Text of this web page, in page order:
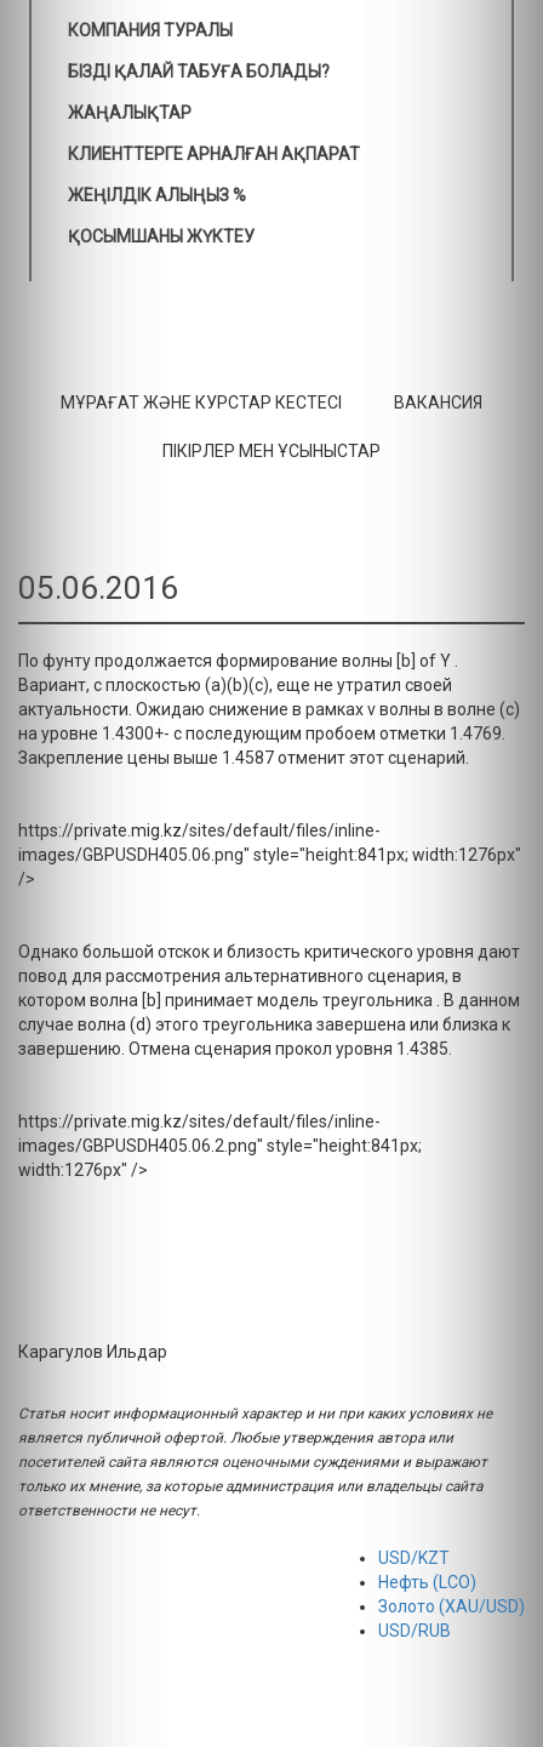
КОМПАНИЯ ТУРАЛЫ
БІЗДІ ҚАЛАЙ ТАБУҒА БОЛАДЫ?
ЖАҢАЛЫҚТАР
КЛИЕНТТЕРГЕ АРНАЛҒАН АҚПАРАТ
ЖЕҢІЛДІК АЛЫҢЫЗ %
ҚОСЫМШАНЫ ЖҮКТЕУ
МҰРАҒАТ ЖӘНЕ КУРСТАР КЕСТЕСІ ВАКАНСИЯ
ПІКІРЛЕР МЕН ҰСЫНЫСТАР
05.06.2016
По фунту продолжается формирование волны [b] of Y .
Вариант, с плоскостью (a)(b)(c), еще не утратил своей
актуальности. Ожидаю снижение в рамках v волны в волне (с)
на уровне 1.4300+- с последующим пробоем отметки 1.4769.
Закрепление цены выше 1.4587 отменит этот сценарий.
https://private.mig.kz/sites/default/files/inline-
images/GBPUSDH405.06.png" style="height:841px; width:1276px"
/>
Однако большой отскок и близость критического уровня дают
повод для рассмотрения альтернативного сценария, в
котором волна [b] принимает модель треугольника . В данном
случае волна (d) этого треугольника завершена или близка к
завершению. Отмена сценария прокол уровня 1.4385.
https://private.mig.kz/sites/default/files/inline-
images/GBPUSDH405.06.2.png" style="height:841px;
width:1276px" />
Карагулов Ильдар
Статья носит информационный характер и ни при каких условиях не
является публичной офертой. Любые утверждения автора или
посетителей сайта являются оценочными суждениями и выражают
только их мнение, за которые администрация или владельцы сайта
ответственности не несут.
USD/KZT
Нефть (LCO)
Золото (XAU/USD)
USD/RUB